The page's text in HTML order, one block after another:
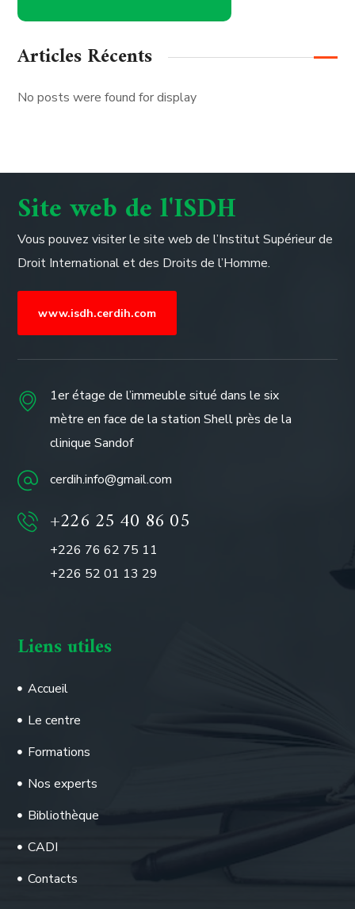
Articles Récents
No posts were found for display
Site web de l'ISDH
Vous pouvez visiter le site web de l’Institut Supérieur de
Droit International et des Droits de l’Homme.
www.isdh.cerdih.com
1er étage de l’immeuble situé dans le six
mètre en face de la station Shell près de la
clinique Sandof
cerdih.info@gmail.com
+226 25 40 86 05
+226 76 62 75 11
+226 52 01 13 29
Liens utiles
Accueil
Le centre
Formations
Nos experts
Bibliothèque
CADI
Contacts